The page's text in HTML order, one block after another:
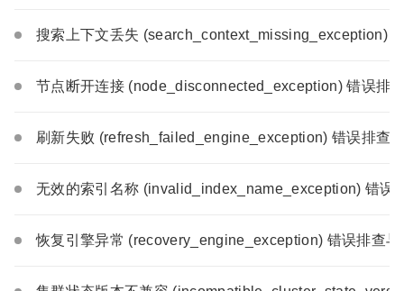
搜索上下文丢失 (search_context_missing_exception)
节点断开连接 (node_disconnected_exception) 错误排
刷新失败 (refresh_failed_engine_exception) 错误排查
无效的索引名称 (invalid_index_name_exception) 错误
恢复引擎异常 (recovery_engine_exception) 错误排查与